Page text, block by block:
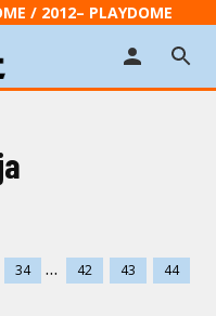
/ 2012– PLAYDOME
34 ... 42 43
44